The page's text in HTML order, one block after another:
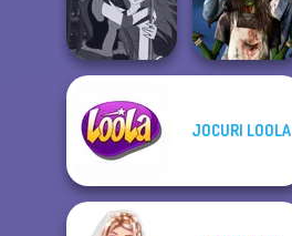
French Folklore
Enchanted
Realms
Manga Creator -
Fantasy World...
Zombie
JOCURI LOOLA